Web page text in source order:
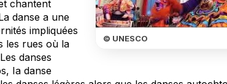
© UNESCO
chantent
danse a une
impliquées
les rues où la
danses
Ia danse